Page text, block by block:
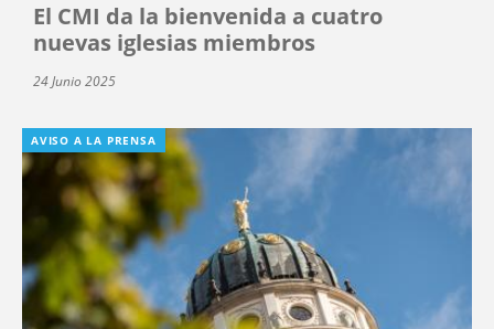
El CMI da la bienvenida a cuatro
nuevas iglesias miembros
24 Junio 2025
AVISO A LA PRENSA